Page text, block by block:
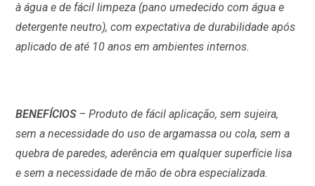
à água e de fácil limpeza (pano umedecido com água e
detergente neutro), com expectativa de durabilidade após
aplicado de até 10 anos em ambientes internos.
BENEFÍCIOS – Produto de fácil aplicação, sem sujeira,
sem a necessidade do uso de argamassa ou cola, sem a
quebra de paredes, aderência em qualquer superfície lisa
e sem a necessidade de mão de obra especializada.